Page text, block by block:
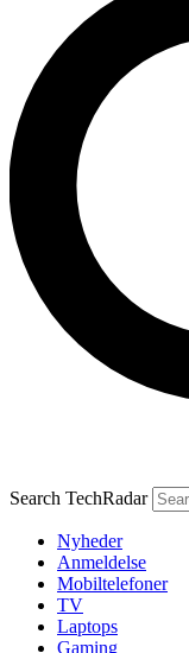
Search TechRadar
Nyheder
Anmeldelse
Mobiltelefoner
TV
Laptops
Gaming